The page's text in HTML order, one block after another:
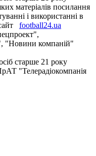
матеріалів посилання
і використанні в
football24.ua
"Новини компаній"
старше 21 року
"Телерадіокомпанія